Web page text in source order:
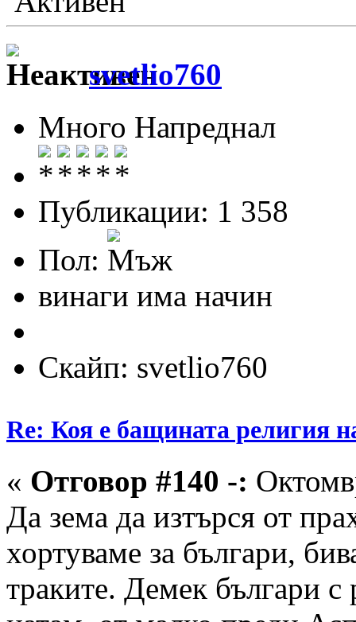
svetlio760
Много Напреднал
Публикации: 1 358
Пол:
винаги има начин
Скайп: svetlio760
Re: Коя е бащината религия
« Отговор #140 -:
Да зема да изтърся от
хортуваме за българи,
траките. Демек българи с